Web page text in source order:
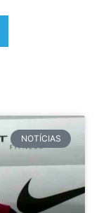
NOTÍCIAS